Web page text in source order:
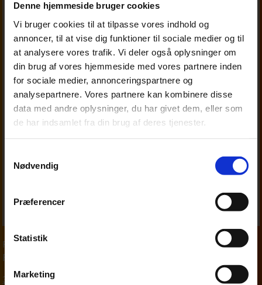
Denne hjemmeside bruger cookies
Vi bruger cookies til at tilpasse vores indhold og
annoncer, til at vise dig funktioner til sociale medier og til
at analysere vores trafik. Vi deler også oplysninger om
din brug af vores hjemmeside med vores partnere inden
for sociale medier, annonceringspartnere og
analysepartnere. Vores partnere kan kombinere disse
data med andre oplysninger, du har givet dem, eller som
de har indsamlet fra din brug af deres tjenester.
Nødvendig
Præferencer
Statistik
Marketing
Partner,Personskat
Finn Madsen
33 18 13 29